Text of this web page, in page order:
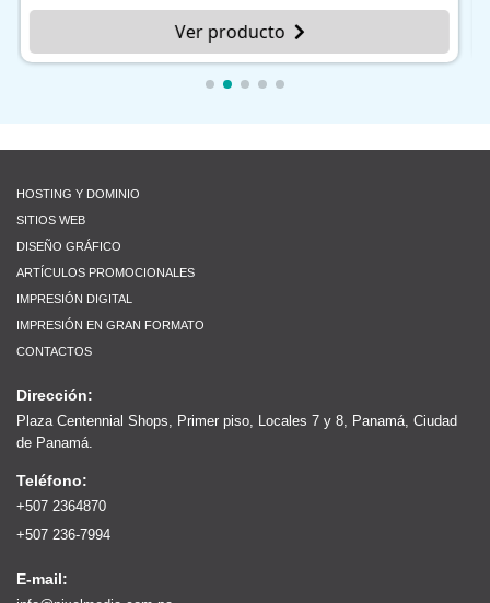
HOSTING Y DOMINIO
SITIOS WEB
DISEÑO GRÁFICO
ARTÍCULOS PROMOCIONALES
IMPRESIÓN DIGITAL
IMPRESIÓN EN GRAN FORMATO
CONTACTOS
Dirección:
Plaza Centennial Shops, Primer piso, Locales 7 y 8, Panamá, Ciudad
de Panamá.
Teléfono:
+507 2364870
+507 236-7994
E-mail: